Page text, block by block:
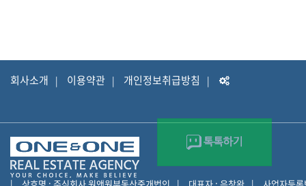
회사소개 이용약관 개인정보취급방침